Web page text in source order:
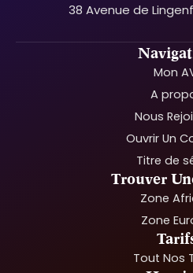
38 Avenue de
Mon
A
Nous
Ouvrir Un
Titre de
Trouver
Zone
Zone
Tout Nos